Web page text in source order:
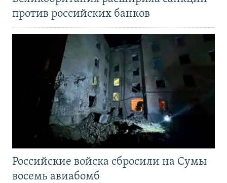
против российских банков
Российские войска сбросили на Сумы
восемь авиабомб